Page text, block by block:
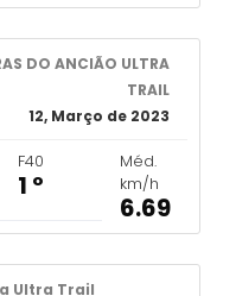
DO ANCIÃO ULTRA
TRAIL
12, Março de 2023
F40
1 º
Méd.
km/h
6.69
Ultra Trail